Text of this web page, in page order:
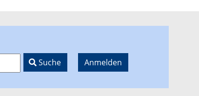
Suche Anmelden